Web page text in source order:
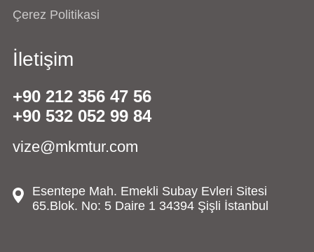
Çerez Politikasi
İletişim
+90 212 356 47 56
+90 532 052 99 84
vize@mkmtur.com
Esentepe Mah. Emekli Subay Evleri Sitesi
65.Blok. No: 5 Daire 1 34394 Şişli İstanbul